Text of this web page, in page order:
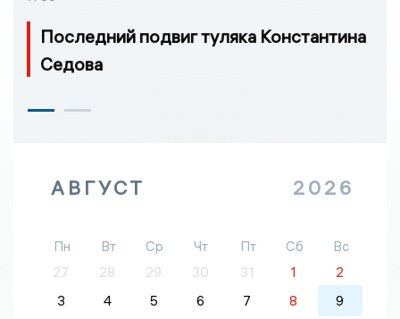
Последний подвиг туляка Константина
Седова
АВГУСТ 2026
Пн Вт Ср Чт Пт Сб
Вс
27
28 29 30 31 1
2
3
4 5 6 7 8
9